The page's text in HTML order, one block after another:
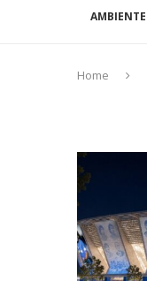
AMBIENTE
Home